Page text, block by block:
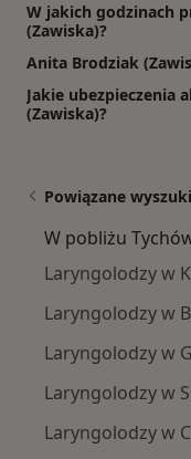
W jakich godzinach
(Zawiska)?
Anita Brodziak
Jakie ubezpieczenia
(Zawiska)?
Powiązane
W pobliżu
Laryngolodzy w
Laryngolodzy w
Laryngolodzy w
Laryngolodzy w
Laryngolodzy w